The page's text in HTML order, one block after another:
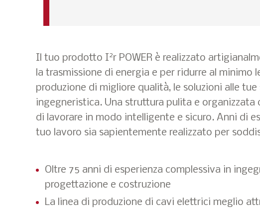
Il tuo prodotto I2r POWER è realizzato
la trasmissione di energia e per ridurre al minimo
produzione di migliore qualità, le soluzioni alle
ingegneristica. Una struttura pulita e organizzata
di lavorare in modo intelligente e sicuro. Anni di
tuo lavoro sia sapientemente realizzato per
Oltre 75 anni di esperienza complessiva in
progettazione e costruzione
La linea di produzione di cavi elettrici meglio